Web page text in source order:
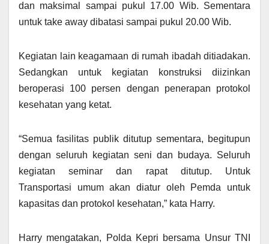
dan maksimal sampai pukul 17.00 Wib. Sementara
untuk take away dibatasi sampai pukul 20.00 Wib.
Kegiatan lain keagamaan di rumah ibadah ditiadakan.
Sedangkan untuk kegiatan konstruksi diizinkan
beroperasi 100 persen dengan penerapan protokol
kesehatan yang ketat.
“Semua fasilitas publik ditutup sementara, begitupun
dengan seluruh kegiatan seni dan budaya. Seluruh
kegiatan seminar dan rapat ditutup. Untuk
Transportasi umum akan diatur oleh Pemda untuk
kapasitas dan protokol kesehatan,” kata Harry.
Harry mengatakan, Polda Kepri bersama Unsur TNI